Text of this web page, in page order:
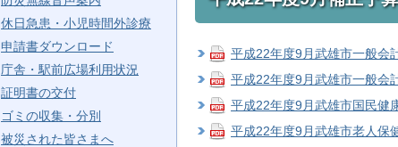
休日急患・小児時間外診療
申請書ダウンロード
庁舎・駅前広場利用状況
証明書の交付
ゴミの収集・分別
被災された皆さまへ
平成22年度9月武雄市一般会
平成22年度9月武雄市一般会
平成22年度9月武雄市国民健
平成22年度9月武雄市老人保